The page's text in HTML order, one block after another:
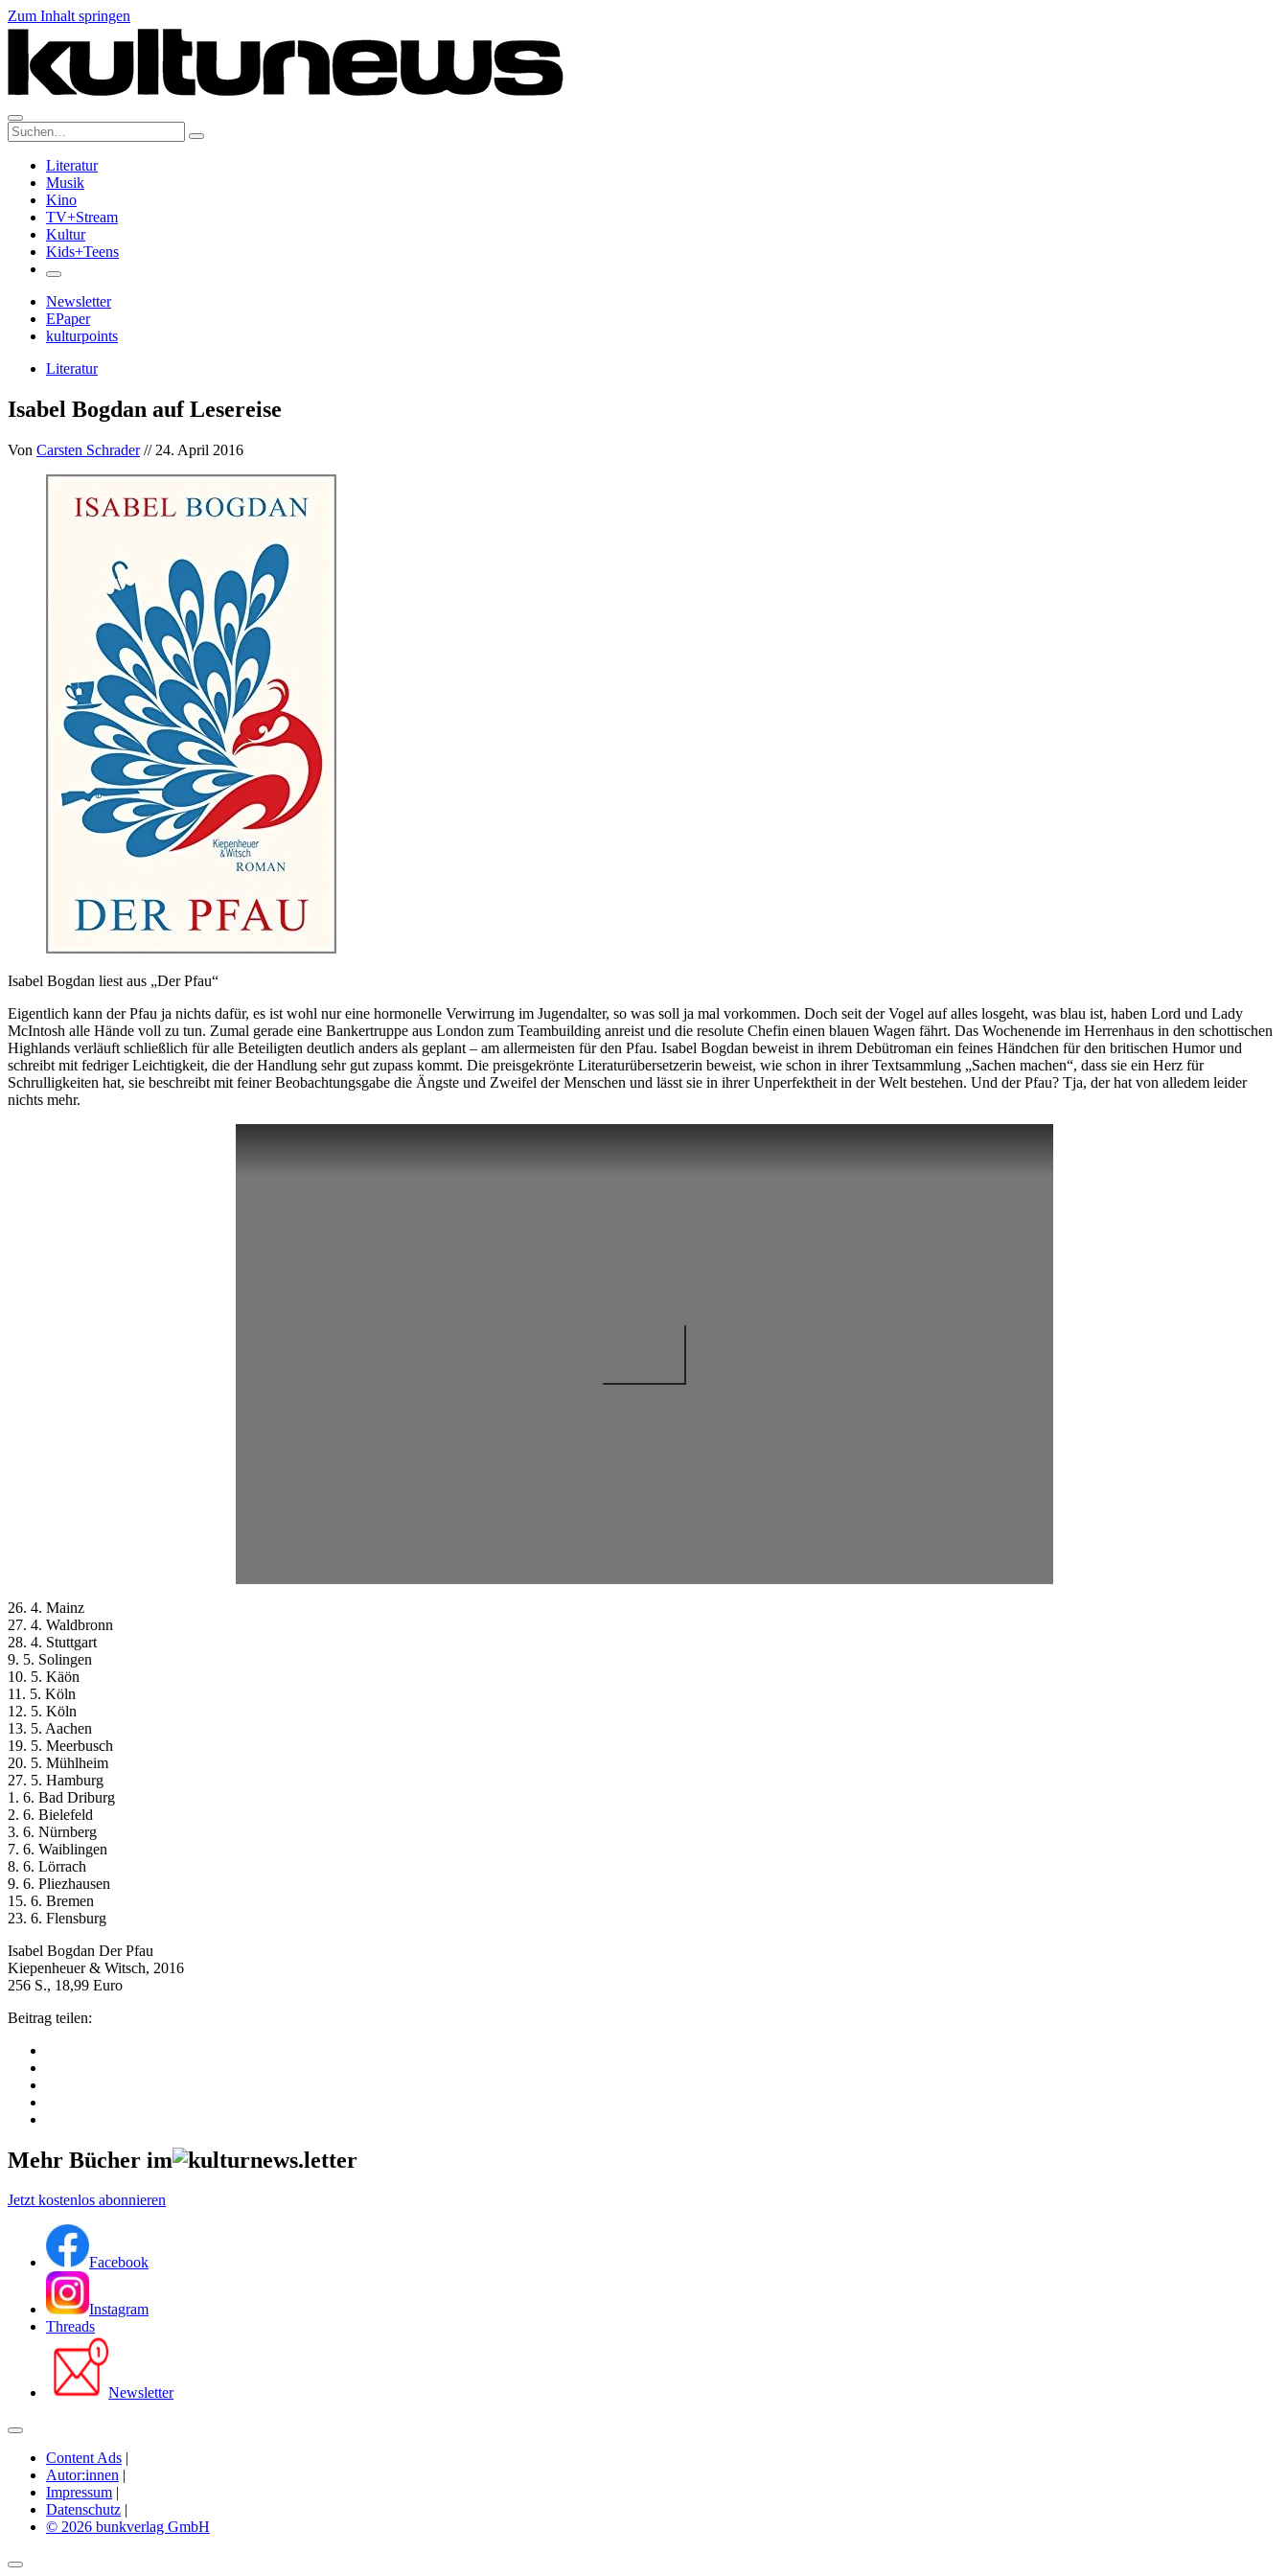
Zum Inhalt springen
Suche:
Literatur
Musik
Kino
TV+Stream
Kultur
Kids+Teens
Newsletter
EPaper
kulturpoints
Literatur
Isabel Bogdan auf Lesereise
Von Carsten Schrader// 24. April 2016
Isabel Bogdan liest aus „Der Pfau“
Eigentlich kann der Pfau ja nichts dafür, es ist wohl nur eine hormonelle Verwirrung im Jugendalter, so was soll ja mal vorkommen. Doch seit der Vogel auf alles losgeht, was blau ist, haben Lord und Lady
McIntosh alle Hände voll zu tun. Zumal gerade eine Bankertruppe aus London zum Teambuilding anreist und die resolute Chefin einen blauen Wagen fährt. Das Wochenende im Herrenhaus in den schottischen
Highlands verläuft schließlich für alle Beteiligten deutlich anders als geplant – am allermeisten für den Pfau. Isabel Bogdan beweist in ihrem Debütroman ein feines Händchen für den britischen Humor und
schreibt mit fedriger Leichtigkeit, die der Handlung sehr gut zupass kommt. Die preisgekrönte Literaturübersetzerin beweist, wie schon in ihrer Textsammlung „Sachen machen“, dass sie ein Herz für
Schrulligkeiten hat, sie beschreibt mit feiner Beobachtungsgabe die Ängste und Zweifel der Menschen und lässt sie in ihrer Unperfektheit in der Welt bestehen. Und der Pfau? Tja, der hat von alledem leider
nichts mehr.
26. 4. Mainz
27. 4. Waldbronn
28. 4. Stuttgart
9. 5. Solingen
10. 5. Käön
11. 5. Köln
12. 5. Köln
13. 5. Aachen
19. 5. Meerbusch
20. 5. Mühlheim
27. 5. Hamburg
1. 6. Bad Driburg
2. 6. Bielefeld
3. 6. Nürnberg
7. 6. Waiblingen
8. 6. Lörrach
9. 6. Pliezhausen
15. 6. Bremen
23. 6. Flensburg
Isabel Bogdan Der Pfau
Kiepenheuer & Witsch, 2016
256 S., 18,99 Euro
Beitrag teilen:
Mehr Bücher im
Jetzt kostenlos abonnieren
Facebook
Instagram
Threads
Newsletter
Content Ads |
Autor:innen |
Impressum |
Datenschutz |
© 2026 bunkverlag GmbH